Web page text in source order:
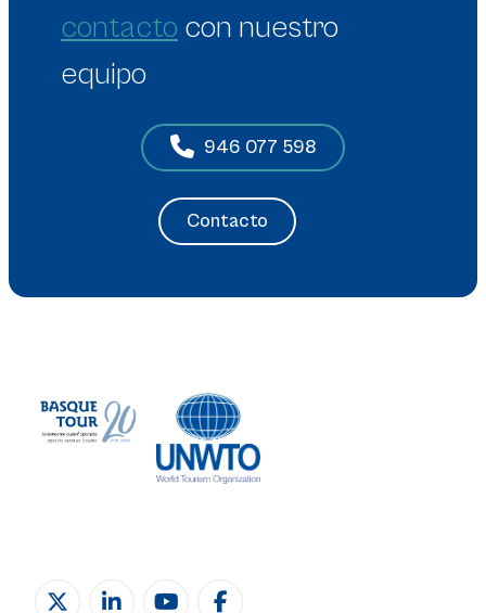
contacto con nuestro
equipo
946 077 598
Contacto